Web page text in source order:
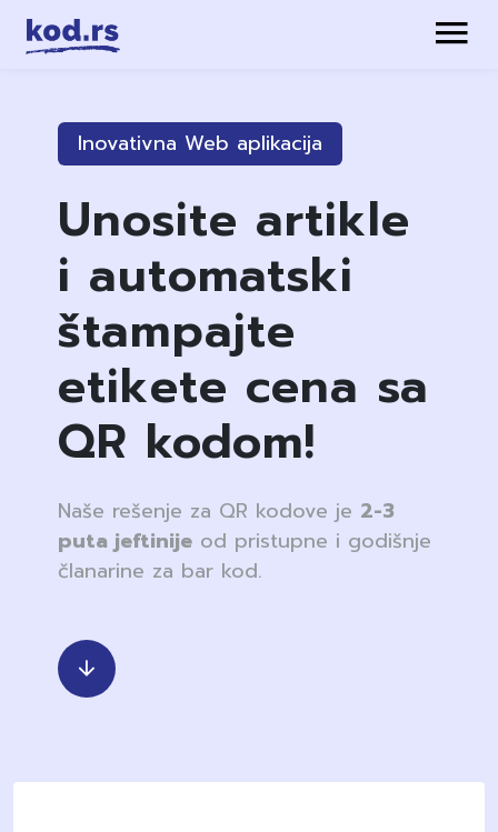
Inovativna Web aplikacija
Unosite artikle
i automatski
štampajte
etikete cena sa
QR kodom!
Naše rešenje za QR kodove je 2-3
puta jeftinije od pristupne i godišnje
članarine za bar kod.